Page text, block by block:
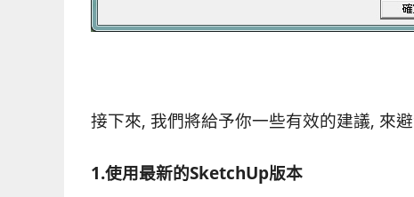
接下來, 我們將給予你一些有效的建議, 來
1.使用最新的SketchUp版本